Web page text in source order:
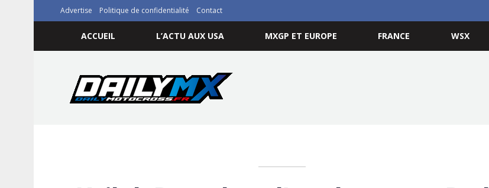
Advertise Politique de confidentialité Contact
ACCUEIL L’ACTU AUX USA MXGP ET EUROPE FRANCE WSX